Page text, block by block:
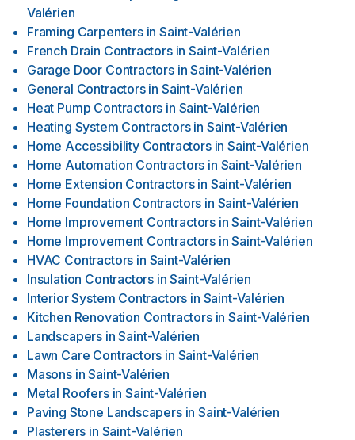
Valérien
Framing Carpenters in Saint-Valérien
French Drain Contractors in Saint-Valérien
Garage Door Contractors in Saint-Valérien
General Contractors in Saint-Valérien
Heat Pump Contractors in Saint-Valérien
Heating System Contractors in Saint-Valérien
Home Accessibility Contractors in Saint-Valérien
Home Automation Contractors in Saint-Valérien
Home Extension Contractors in Saint-Valérien
Home Foundation Contractors in Saint-Valérien
Home Improvement Contractors in Saint-Valérien
Home Improvement Contractors in Saint-Valérien
HVAC Contractors in Saint-Valérien
Insulation Contractors in Saint-Valérien
Interior System Contractors in Saint-Valérien
Kitchen Renovation Contractors in Saint-Valérien
Landscapers in Saint-Valérien
Lawn Care Contractors in Saint-Valérien
Masons in Saint-Valérien
Metal Roofers in Saint-Valérien
Paving Stone Landscapers in Saint-Valérien
Plasterers in Saint-Valérien